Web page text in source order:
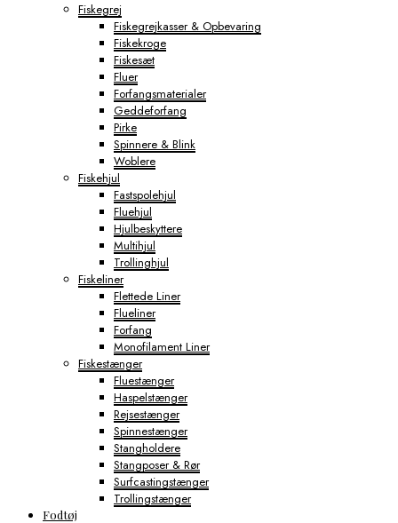
Fiskegrej
Fiskegrejkasser & Opbevaring
Fiskekroge
Fiskesæt
Fluer
Forfangsmaterialer
Geddeforfang
Pirke
Spinnere & Blink
Woblere
Fiskehjul
Fastspolehjul
Fluehjul
Hjulbeskyttere
Multihjul
Trollinghjul
Fiskeliner
Flettede Liner
Flueliner
Forfang
Monofilament Liner
Fiskestænger
Fluestænger
Haspelstænger
Rejsestænger
Spinnestænger
Stangholdere
Stangposer & Rør
Surfcastingstænger
Trollingstænger
Fodtøj